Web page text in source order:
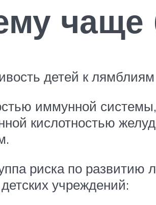
чаще
детей к
иммунной
кислотностью
риска по развитию
учреждений: